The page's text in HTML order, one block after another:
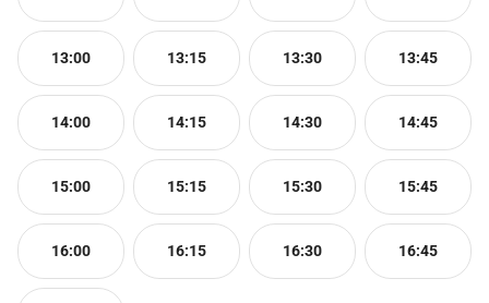
13:00 13:15 13:30 13:45
14:00 14:15 14:30 14:45
15:00 15:15 15:30 15:45
16:00 16:15 16:30 16:45